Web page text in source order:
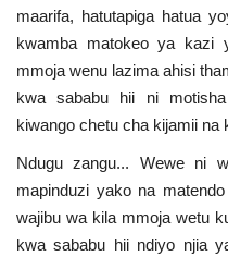
Raia wa ulimwengu
Nyaraka
Nafasi
Washiriki
Video
maarifa, hatutapiga hatua
kwamba matokeo ya kazi
mmoja wenu lazima ahisi
kwa sababu hii ni
kiwango chetu cha kijamii na
Ndugu zangu... Wewe ni
mapinduzi yako na
wajibu wa kila mmoja wetu
kwa sababu hii ndiyo njia